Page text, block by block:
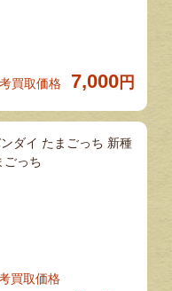
買取価格 7,000 円
ダイ たまごっち 新種
ごっち
買取価格